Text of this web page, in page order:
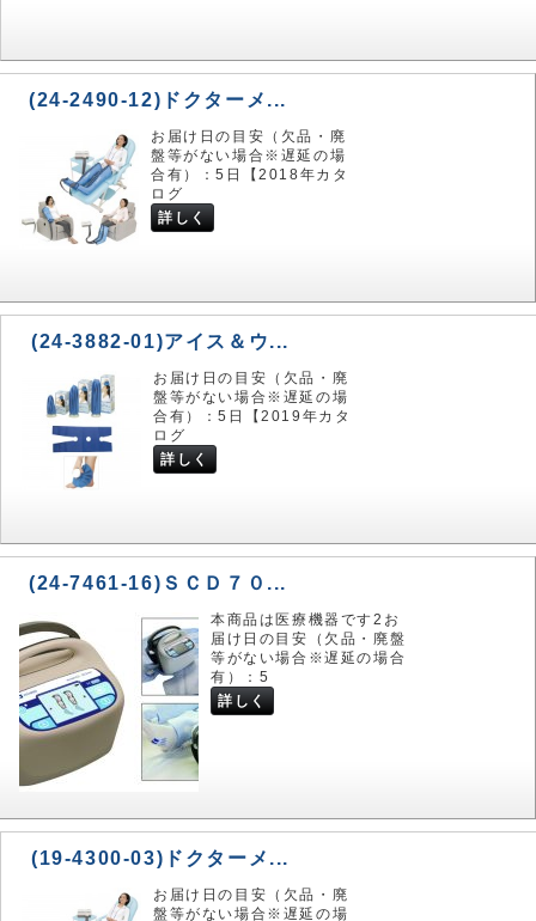
(24-2490-12)ドクターメ...
お届け日の目安（欠品・廃
盤等がない場合※遅延の場
合有）：5日【2018年カタ
ログ
詳しく
(24-3882-01)アイス＆ウ...
お届け日の目安（欠品・廃
盤等がない場合※遅延の場
合有）：5日【2019年カタ
ログ
詳しく
(24-7461-16)ＳＣＤ７０...
本商品は医療機器です2お
届け日の目安（欠品・廃盤
等がない場合※遅延の場合
有）：5
詳しく
(19-4300-03)ドクターメ...
お届け日の目安（欠品・廃
盤等がない場合※遅延の場